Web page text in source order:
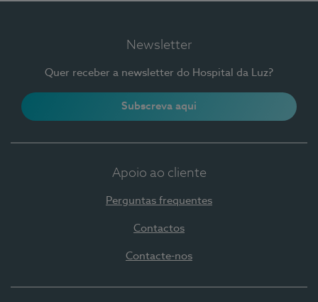
Newsletter
Quer receber a newsletter do Hospital da Luz?
Subscreva aqui
Apoio ao cliente
Perguntas frequentes
Contactos
Contacte-nos